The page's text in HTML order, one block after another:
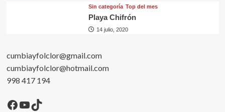
Sin categorí­a Top del mes
Playa Chifrón
14 julio, 2020
cumbiayfolclor@gmail.com
cumbiayfolclor@hotmail.com
998 417 194
Facebook
YouTube
TikTok